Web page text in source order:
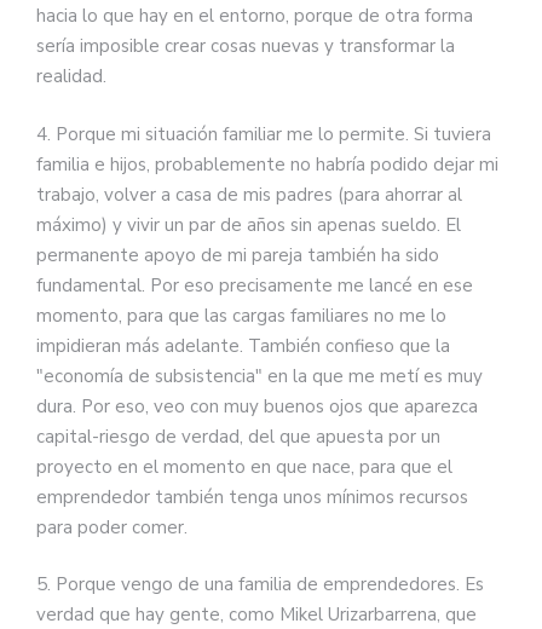
hacia lo que hay en el entorno, porque de otra forma
sería imposible crear cosas nuevas y transformar la
realidad.
4. Porque mi situación familiar me lo permite. Si tuviera
familia e hijos, probablemente no habría podido dejar mi
trabajo, volver a casa de mis padres (para ahorrar al
máximo) y vivir un par de años sin apenas sueldo. El
permanente apoyo de mi pareja también ha sido
fundamental. Por eso precisamente me lancé en ese
momento, para que las cargas familiares no me lo
impidieran más adelante. También confieso que la
"economía de subsistencia" en la que me metí es muy
dura. Por eso, veo con muy buenos ojos que aparezca
capital-riesgo de verdad, del que apuesta por un
proyecto en el momento en que nace, para que el
emprendedor también tenga unos mínimos recursos
para poder comer.
5. Porque vengo de una familia de emprendedores. Es
verdad que hay gente, como Mikel Urizarbarrena, que